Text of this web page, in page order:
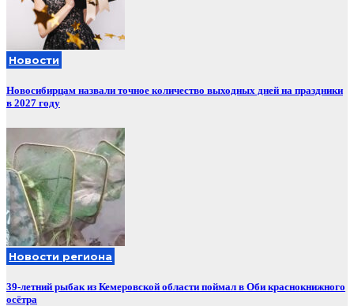
Новости
Новосибирцам назвали точное количество выходных дней на праздники
в 2027 году
Новости региона
39-летний рыбак из Кемеровской области поймал в Оби краснокнижного
осётра